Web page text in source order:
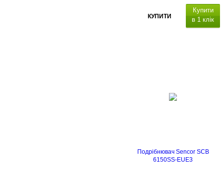
КУПИТИ
Купити
в 1 клік
Подрібнювач Sencor SCB
6150SS-EUE3